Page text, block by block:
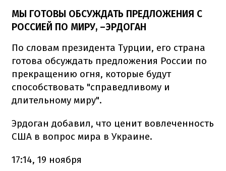
МЫ ГОТОВЫ ОБСУЖДАТЬ ПРЕДЛОЖЕНИЯ С
РОССИЕЙ ПО МИРУ, –ЭРДОГАН
По словам президента Турции, его страна
готова обсуждать предложения России по
прекращению огня, которые будут
способствовать "справедливому и
длительному миру".
Эрдоган добавил, что ценит вовлеченность
США в вопрос мира в Украине.
17:14, 19 ноября